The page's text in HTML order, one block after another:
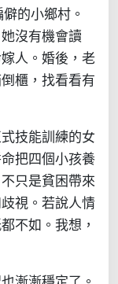
的小鄉村。
沒有機會讀
人。婚後，老
櫃，找看看有
技能訓練的女
把四個小孩養
只是貧困帶來
視。若說人情
不如。我想，